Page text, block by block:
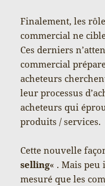
Finalement, les
commercial ne
Ces derniers
commercial
acheteurs
leur processus
acheteurs qui
produits / services.
Cette nouvelle
selling« . Mais
mesuré que les